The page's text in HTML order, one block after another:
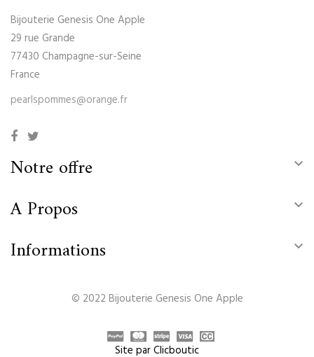
Bijouterie Genesis One Apple
29 rue Grande
77430 Champagne-sur-Seine
France
pearlspommes@orange.fr
Notre offre 
A Propos 
Informations 
© 2022 Bijouterie Genesis One Apple
Site par Clicboutic